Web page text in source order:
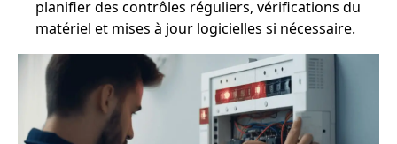
planifier des contrôles réguliers, vérifications du
matériel et mises à jour logicielles si nécessaire.